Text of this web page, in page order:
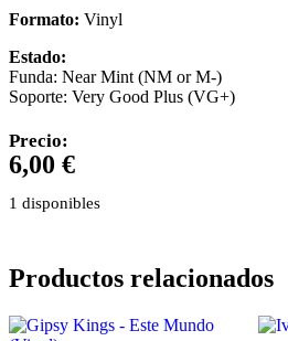
Formato: Vinyl
Estado:
Funda: Near Mint (NM or M-)
Soporte: Very Good Plus (VG+)
Precio:
6,00 €
1 disponibles
Productos relacionados